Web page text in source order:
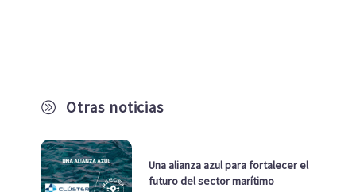
A Otras noticias
Una alianza azul para fortalecer el
futuro del sector marítimo